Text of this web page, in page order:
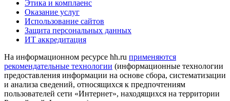
Этика и комплаенс
Оказание услуг
Использование сайтов
Защита персональных данных
ИТ аккредитация
На информационном ресурсе hh.ru применяются
рекомендательные технологии (информационные технологии
предоставления информации на основе сбора, систематизации
и анализа сведений, относящихся к предпочтениям
пользователей сети «Интернет», находящихся на территории